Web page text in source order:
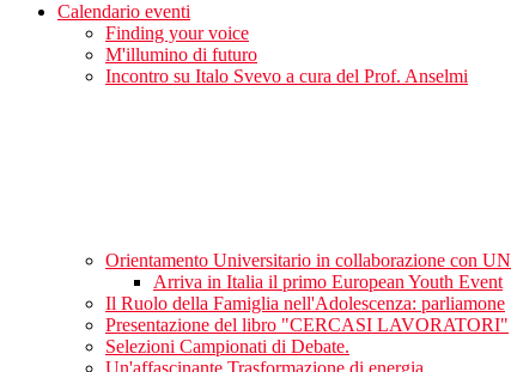
Calendario eventi
Finding your voice
M'illumino di futuro
Incontro su Italo Svevo a cura del Prof. Anselmi
Orientamento Universitario in collaborazione con
Arriva in Italia il primo European Youth Event
Il Ruolo della Famiglia nell'Adolescenza: parliamone
Presentazione del libro "CERCASI LAVORATORI"
Selezioni Campionati di Debate.